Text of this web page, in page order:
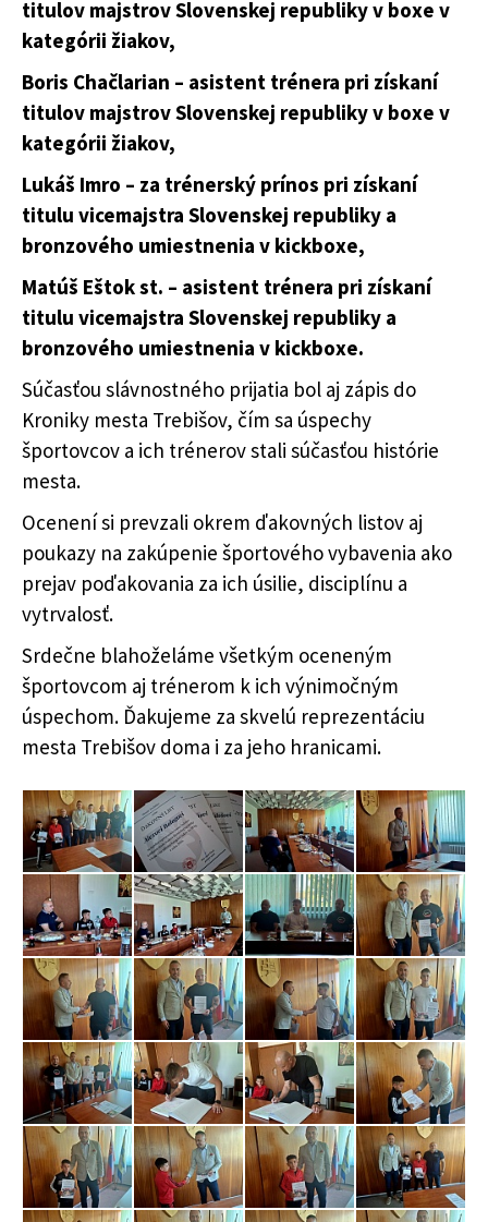
titulov majstrov Slovenskej republiky v boxe v
kategórii žiakov,
Boris Chačlarian – asistent trénera pri získaní
titulov majstrov Slovenskej republiky v boxe v
kategórii žiakov,
Lukáš Imro – za trénerský prínos pri získaní
titulu vicemajstra Slovenskej republiky a
bronzového umiestnenia v kickboxe,
Matúš Eštok st. – asistent trénera pri získaní
titulu vicemajstra Slovenskej republiky a
bronzového umiestnenia v kickboxe.
Súčasťou slávnostného prijatia bol aj zápis do
Kroniky mesta Trebišov, čím sa úspechy
športovcov a ich trénerov stali súčasťou histórie
mesta.
Ocenení si prevzali okrem ďakovných listov aj
poukazy na zakúpenie športového vybavenia ako
prejav poďakovania za ich úsilie, disciplínu a
vytrvalosť.
Srdečne blahoželáme všetkým oceneným
športovcom aj trénerom k ich výnimočným
úspechom. Ďakujeme za skvelú reprezentáciu
mesta Trebišov doma i za jeho hranicami.